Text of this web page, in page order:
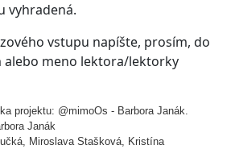
vyhradená.
vstupu napíšte, prosím, do
meno lektora/lektorky
projektu: @mimoOs - Barbora Janák.
Janák
Miroslava Stašková, Kristína